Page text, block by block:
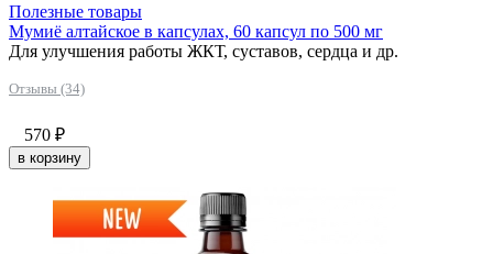
Полезные товары
Мумиё алтайское в капсулах, 60 капсул по 500 мг
Для улучшения работы ЖКТ, суставов, сердца и др.
Отзывы (34)
570 ₽
в корзину